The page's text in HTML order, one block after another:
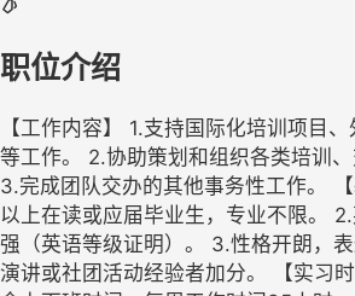
职位介绍
【工作内容】 1.支持国际化培训项目
等工作。 2.协助策划和组织各类培训、
3.完成团队交办的其他事务性工作。
以上在读或应届毕业生，专业不限。
强（英语等级证明）。 3.性格开朗，表
演讲或社团活动经验者加分。 【实习